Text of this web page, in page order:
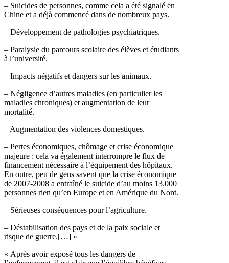
– Suicides de personnes, comme cela a été signalé en
Chine et a déjà commencé dans de nombreux pays.
– Développement de pathologies psychiatriques.
– Paralysie du parcours scolaire des élèves et étudiants
à l’université.
– Impacts négatifs et dangers sur les animaux.
– Négligence d’autres maladies (en particulier les
maladies chroniques) et augmentation de leur
mortalité.
– Augmentation des violences domestiques.
– Pertes économiques, chômage et crise économique
majeure : cela va également interrompre le flux de
financement nécessaire à l’équipement des hôpitaux.
En outre, peu de gens savent que la crise économique
de 2007-2008 a entraîné le suicide d’au moins 13.000
personnes rien qu’en Europe et en Amérique du Nord.
– Sérieuses conséquences pour l’agriculture.
– Déstabilisation des pays et de la paix sociale et
risque de guerre.[…] »
« Après avoir exposé tous les dangers de